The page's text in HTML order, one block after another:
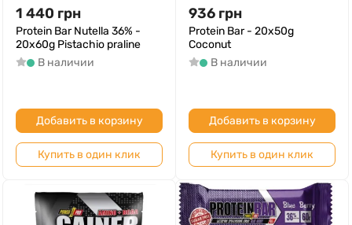
1 440 грн
Protein Bar Nutella 36% -
20x60g Pistachio praline
В наличии
Добавить в корзину
Купить в один клик
936 грн
Protein Bar - 20x50g
Coconut
В наличии
Добавить в корзину
Купить в один клик